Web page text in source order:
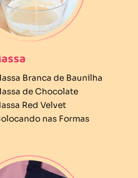
Branca de Baunilha
de Chocolate
Red Velvet
nas Formas